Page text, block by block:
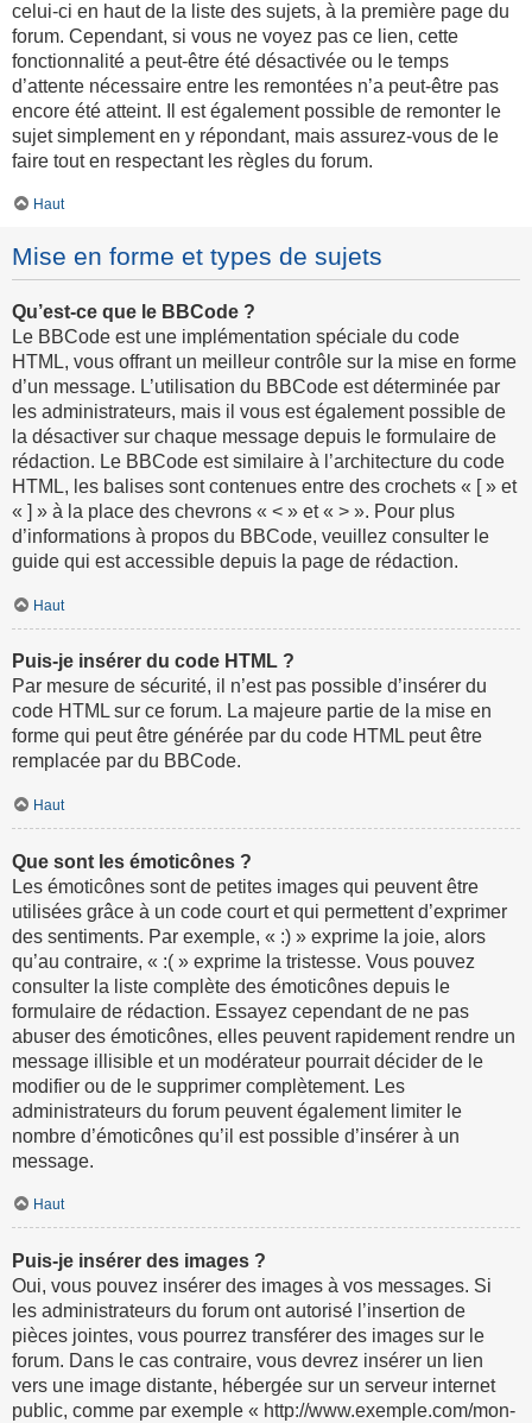
celui-ci en haut de la liste des sujets, à la première page du
forum. Cependant, si vous ne voyez pas ce lien, cette
fonctionnalité a peut-être été désactivée ou le temps
d’attente nécessaire entre les remontées n’a peut-être pas
encore été atteint. Il est également possible de remonter le
sujet simplement en y répondant, mais assurez-vous de le
faire tout en respectant les règles du forum.
Haut
Mise en forme et types de sujets
Qu’est-ce que le BBCode ?
Le BBCode est une implémentation spéciale du code
HTML, vous offrant un meilleur contrôle sur la mise en forme
d’un message. L’utilisation du BBCode est déterminée par
les administrateurs, mais il vous est également possible de
la désactiver sur chaque message depuis le formulaire de
rédaction. Le BBCode est similaire à l’architecture du code
HTML, les balises sont contenues entre des crochets « [ » et
« ] » à la place des chevrons « < » et « > ». Pour plus
d’informations à propos du BBCode, veuillez consulter le
guide qui est accessible depuis la page de rédaction.
Haut
Puis-je insérer du code HTML ?
Par mesure de sécurité, il n’est pas possible d’insérer du
code HTML sur ce forum. La majeure partie de la mise en
forme qui peut être générée par du code HTML peut être
remplacée par du BBCode.
Haut
Que sont les émoticônes ?
Les émoticônes sont de petites images qui peuvent être
utilisées grâce à un code court et qui permettent d’exprimer
des sentiments. Par exemple, « :) » exprime la joie, alors
qu’au contraire, « :( » exprime la tristesse. Vous pouvez
consulter la liste complète des émoticônes depuis le
formulaire de rédaction. Essayez cependant de ne pas
abuser des émoticônes, elles peuvent rapidement rendre un
message illisible et un modérateur pourrait décider de le
modifier ou de le supprimer complètement. Les
administrateurs du forum peuvent également limiter le
nombre d’émoticônes qu’il est possible d’insérer à un
message.
Haut
Puis-je insérer des images ?
Oui, vous pouvez insérer des images à vos messages. Si
les administrateurs du forum ont autorisé l’insertion de
pièces jointes, vous pourrez transférer des images sur le
forum. Dans le cas contraire, vous devrez insérer un lien
vers une image distante, hébergée sur un serveur internet
public, comme par exemple « http://www.exemple.com/mon-